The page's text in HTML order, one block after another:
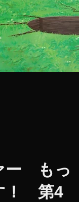
ー もっ
！ 第4